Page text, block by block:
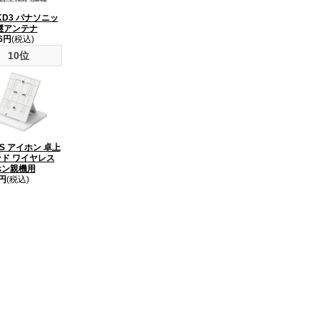
パナソニッ
アンテナ
(税込)
10位
アイホン 卓上
ワイヤレス
親機用
(税込)